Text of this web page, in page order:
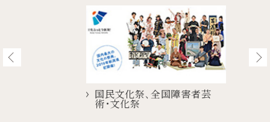
国民文化祭､全国障害者芸